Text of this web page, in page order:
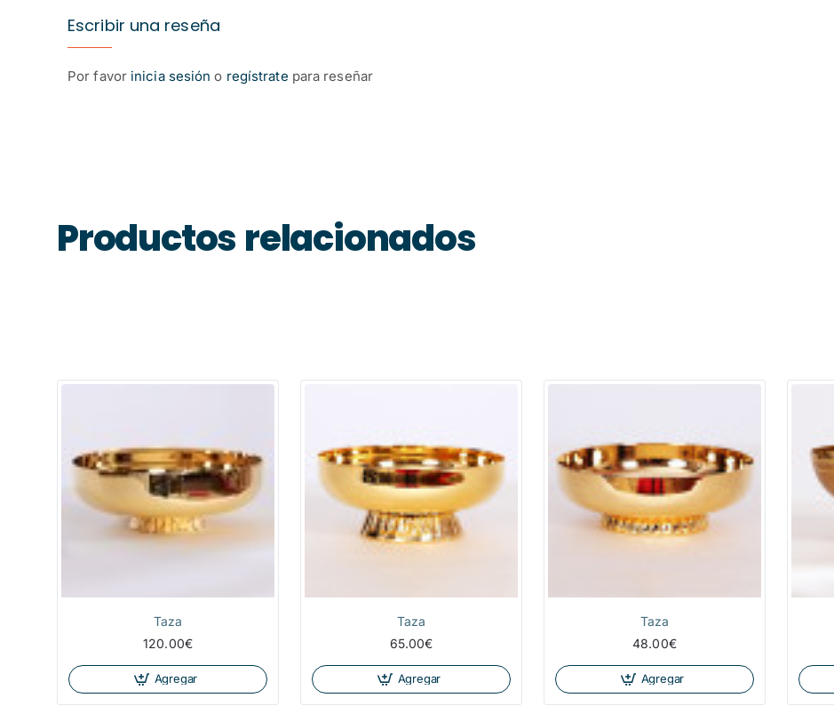
Escribir una reseña
Por favor inicia sesión o regístrate para reseñar
Productos relacionados
Taza
120.00€
Agregar
Taza
65.00€
Agregar
Taza
48.00€
Agregar